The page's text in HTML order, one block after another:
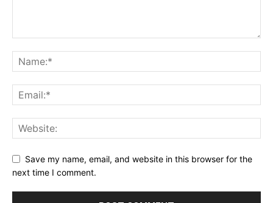
Save my name, email, and website in this browser for the
next time I comment.